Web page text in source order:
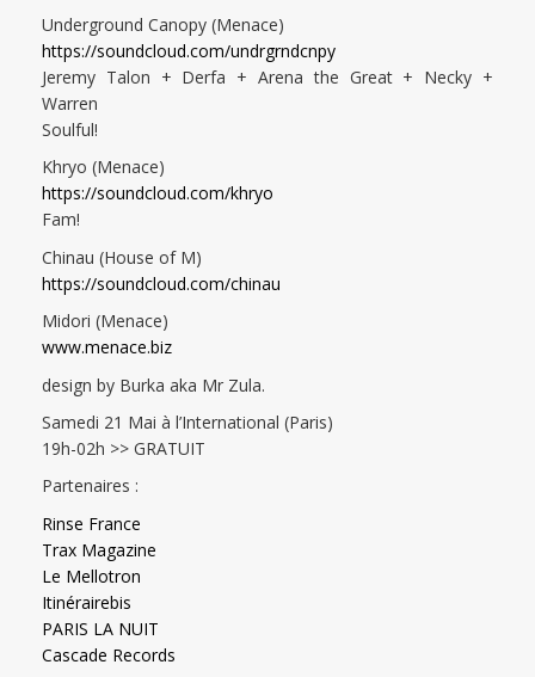
Underground Canopy (Menace)
https://soundcloud.com/undrgrndcnpy
Jeremy Talon + Derfa + Arena the Great + Necky +
Warren
Soulful!
Khryo (Menace)
https://soundcloud.com/khryo
Fam!
Chinau (House of M)
https://soundcloud.com/chinau
Midori (Menace)
www.menace.biz
design by Burka aka Mr Zula.
Samedi 21 Mai à l’International (Paris)
19h-02h >> GRATUIT
Partenaires :
Rinse France
Trax Magazine
Le Mellotron
Itinérairebis
PARIS LA NUIT
Cascade Records